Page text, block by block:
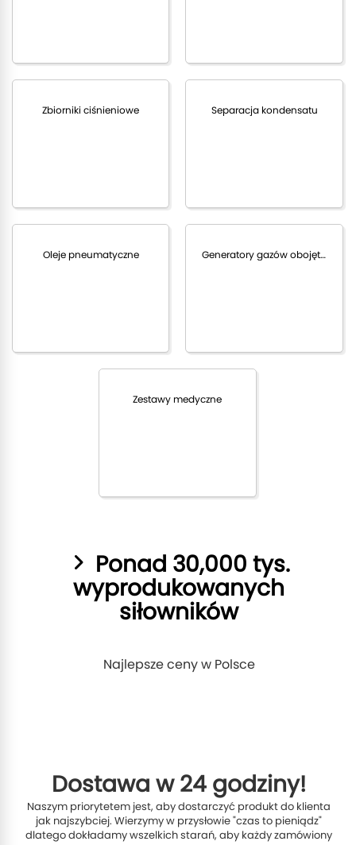
Zbiorniki ciśnieniowe Separacja kondensatu
Oleje pneumatyczne Generatory gazów obojętnych
Zestawy medyczne
Ponad 30,000 tys.
wyprodukowanych
siłowników
Najlepsze ceny w Polsce
Dostawa w 24 godziny!
Naszym priorytetem jest, aby dostarczyć produkt do klienta
jak najszybciej. Wierzymy w przysłowie "czas to pieniądz"
dlatego dokładamy wszelkich starań, aby każdy zamówiony